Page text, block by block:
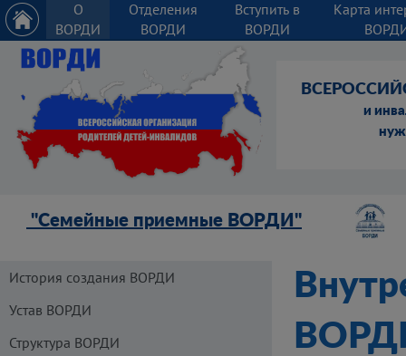
О
ВОРДИ
Отделения
ВОРДИ
Вступить в
ВОРДИ
Карта
и
"Семейные приемные ВОРДИ"
История создания ВОРДИ
Устав ВОРДИ
Структура ВОРДИ